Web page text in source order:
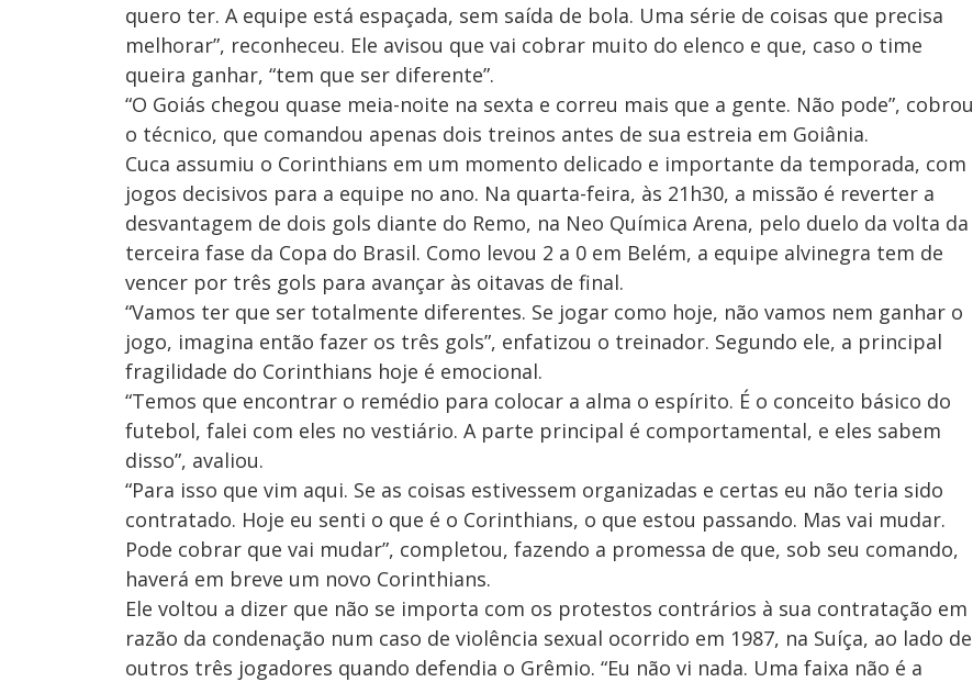
quero ter. A equipe está espaçada, sem saída de bola. Uma série de coisas que precisa
melhorar”, reconheceu. Ele avisou que vai cobrar muito do elenco e que, caso o time
queira ganhar, “tem que ser diferente”.
“O Goiás chegou quase meia-noite na sexta e correu mais que a gente. Não pode”, cobrou
o técnico, que comandou apenas dois treinos antes de sua estreia em Goiânia.
Cuca assumiu o Corinthians em um momento delicado e importante da temporada, com
jogos decisivos para a equipe no ano. Na quarta-feira, às 21h30, a missão é reverter a
desvantagem de dois gols diante do Remo, na Neo Química Arena, pelo duelo da volta da
terceira fase da Copa do Brasil. Como levou 2 a 0 em Belém, a equipe alvinegra tem de
vencer por três gols para avançar às oitavas de final.
“Vamos ter que ser totalmente diferentes. Se jogar como hoje, não vamos nem ganhar o
jogo, imagina então fazer os três gols”, enfatizou o treinador. Segundo ele, a principal
fragilidade do Corinthians hoje é emocional.
“Temos que encontrar o remédio para colocar a alma o espírito. É o conceito básico do
futebol, falei com eles no vestiário. A parte principal é comportamental, e eles sabem
disso”, avaliou.
“Para isso que vim aqui. Se as coisas estivessem organizadas e certas eu não teria sido
contratado. Hoje eu senti o que é o Corinthians, o que estou passando. Mas vai mudar.
Pode cobrar que vai mudar”, completou, fazendo a promessa de que, sob seu comando,
haverá em breve um novo Corinthians.
Ele voltou a dizer que não se importa com os protestos contrários à sua contratação em
razão da condenação num caso de violência sexual ocorrido em 1987, na Suíça, ao lado de
outros três jogadores quando defendia o Grêmio. “Eu não vi nada. Uma faixa não é a